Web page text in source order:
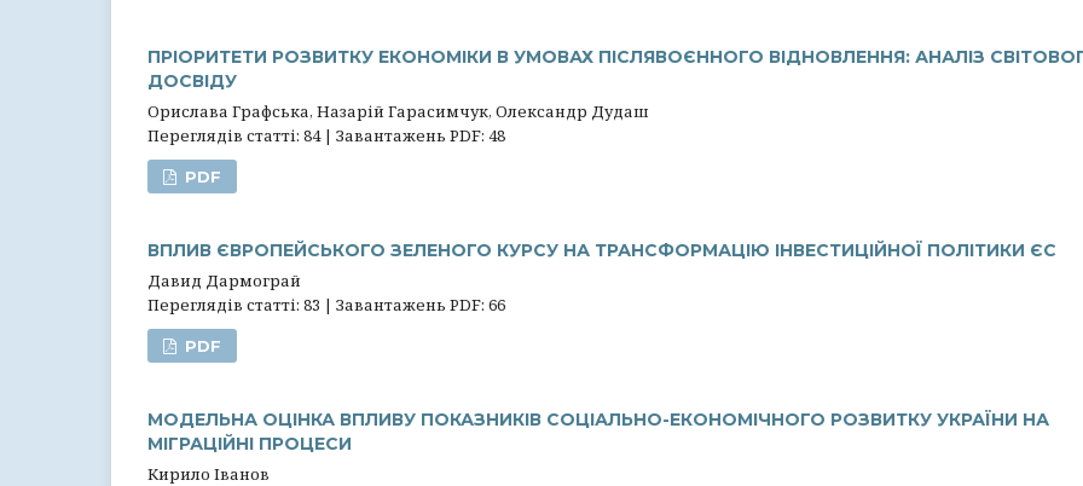
ПРІОРИТЕТИ РОЗВИТКУ ЕКОНОМІКИ В УМОВАХ ПІСЛЯВОЄННОГО ВІДНОВЛЕННЯ: АНАЛІЗ
ДОСВІДУ
Орислава Графська, Назарій Гарасимчук, Олександр Дудаш
Переглядів статті: 84 | Завантажень PDF: 48
PDF
ВПЛИВ ЄВРОПЕЙСЬКОГО ЗЕЛЕНОГО КУРСУ НА ТРАНСФОРМАЦІЮ ІНВЕСТИЦІЙНОЇ ПОЛІТИКИ ЄС
Давид Дармограй
Переглядів статті: 83 | Завантажень PDF: 66
PDF
МОДЕЛЬНА ОЦІНКА ВПЛИВУ ПОКАЗНИКІВ СОЦІАЛЬНО-ЕКОНОМІЧНОГО РОЗВИТКУ УКРАЇНИ НА
МІГРАЦІЙНІ ПРОЦЕСИ
Кирило Іванов